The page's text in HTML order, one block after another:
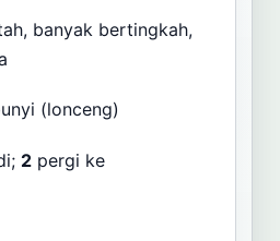
banyak bertingkah,
(lonceng)
2 pergi ke